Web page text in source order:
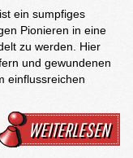
ein sumpfiges
Pionieren in eine
zu werden. Hier
und gewundenen
einflussreichen
WEITERLESEN